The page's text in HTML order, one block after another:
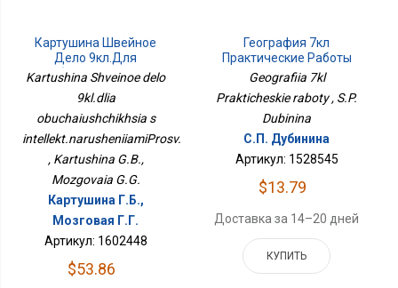
Картушина Швейное
Дело 9кл.для
Обучающихся С
Kartushina Shveinoe delo
9kl.dlia
obuchaiushchikhsia s
intellekt.narusheniiamiProsv.
, Kartushina G.B.,
Mozgovaia G.G.
Картушина Г.Б.,
Мозговая Г.Г.
Артикул: 1602448
$53.86
География 7кл
Практические Работы
Geografiia 7kl
Prakticheskie raboty , S.P.
Dubinina
С.П. Дубинина
Артикул: 1528545
$13.79
Доставка за 14–20 дней
КУПИТЬ